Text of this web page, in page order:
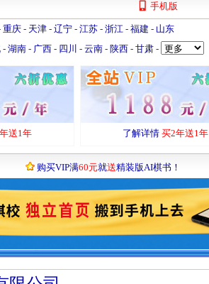
手机版
重庆 - 天津 - 辽宁 - 江苏 - 浙江 - 福建 - 山东
- 湖南 - 广西 - 四川 - 云南 - 陕西 - 甘肃 -
送1年 了解详情 买2年送1年
购买VIP满60元就送精装版AI棋书！